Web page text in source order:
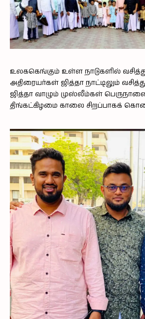
உலககெங்கும் உள்ள நாடுகளில்
அதிரையர்கள் ஜித்தா நாட்டிலும்
ஜித்தா வாழும் முஸ்லீம்கள்
திங்கட்கிழமை காலை சிறப்பாகக்